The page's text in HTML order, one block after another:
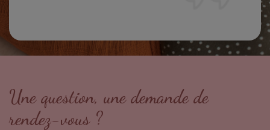
Une question, une demande de
rendez-vous ?